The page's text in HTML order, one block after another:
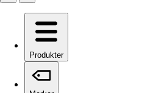
Produkter